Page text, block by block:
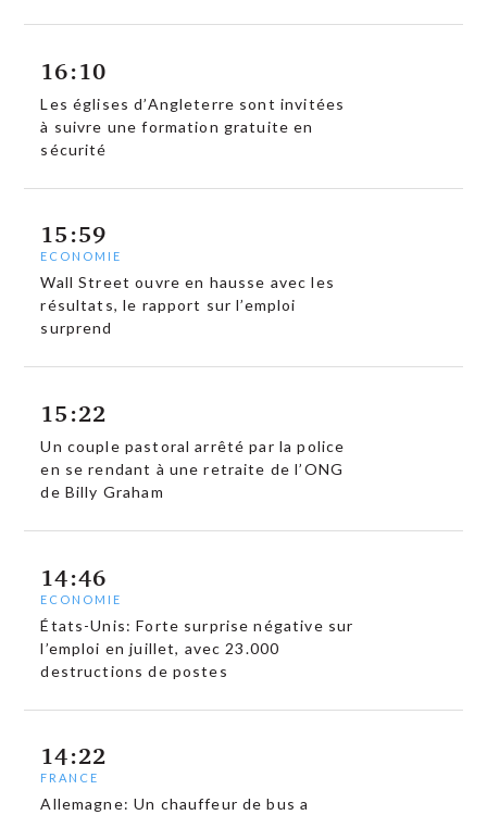
16:10
Les églises d’Angleterre sont invitées
à suivre une formation gratuite en
sécurité
15:59
ECONOMIE
Wall Street ouvre en hausse avec les
résultats, le rapport sur l’emploi
surprend
15:22
Un couple pastoral arrêté par la police
en se rendant à une retraite de l’ONG
de Billy Graham
14:46
ECONOMIE
États-Unis: Forte surprise négative sur
l’emploi en juillet, avec 23.000
destructions de postes
14:22
FRANCE
Allemagne: Un chauffeur de bus a